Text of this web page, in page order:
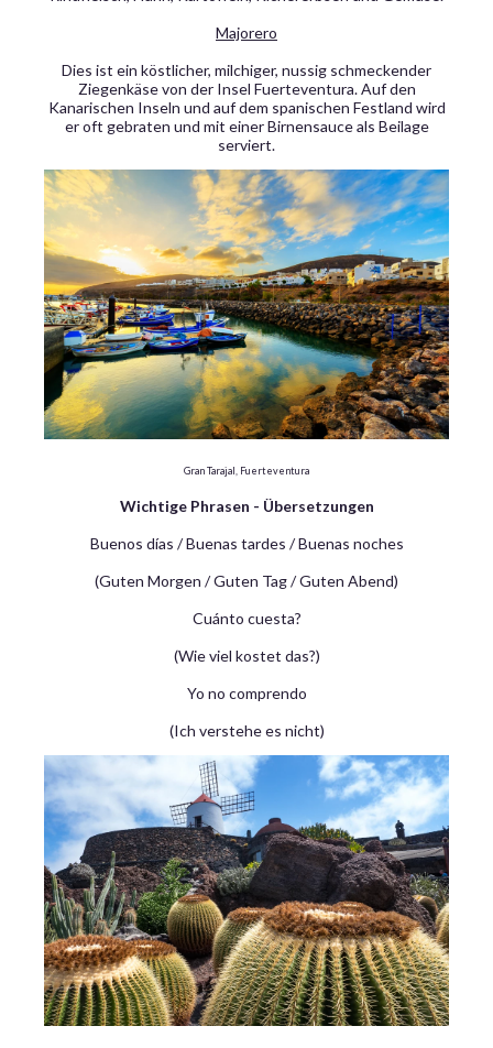
Majorero
Dies ist ein köstlicher, milchiger, nussig schmeckender
Ziegenkäse von der Insel Fuerteventura. Auf den
Kanarischen Inseln und auf dem spanischen Festland wird
er oft gebraten und mit einer Birnensauce als Beilage
serviert.
Gran Tarajal, Fuerteventura
Wichtige Phrasen - Übersetzungen
Buenos días / Buenas tardes / Buenas noches
(Guten Morgen / Guten Tag / Guten Abend)
Cuánto cuesta?
(Wie viel kostet das?)
Yo no comprendo
(Ich verstehe es nicht)